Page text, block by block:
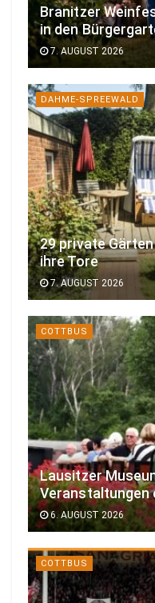
Branitzer
in den
7. AUGUST 2026
DAHME-SPREEWALD
29 private
ihre Tore
7. AUGUST 2026
COTTBUS
Lausitzer
Veranstaltungen
6. AUGUST 2026
COTTBUS